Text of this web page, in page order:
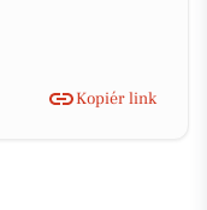
Kopiér link